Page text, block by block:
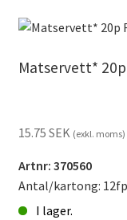
19.5cm
vita
Matservett*
15.75 SEK (exkl. moms)
Artnr: 370560
Antal/kartong: 12fp
I lager.